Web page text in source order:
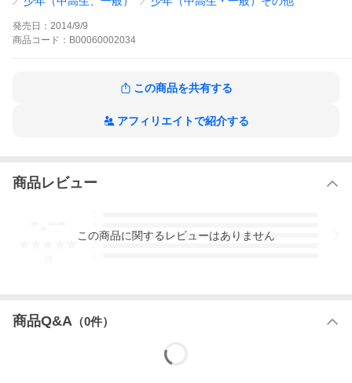
親と再会し、その場に居合わせた鬼太郎は、ますます母への想い
を深める…。そして母を求めて、鬼太郎は仲間たちと地獄の果て
へと旅立つことに!しかし、地獄には首狩り族や賽の河原の支配
者・奪衣婆、十鬼、吸血鬼など、多くの妖怪が存在し、鬼太郎た
鬼太郎大全集の作品をもっと見る
発売日： 2014/9/9
商品 コード： B00060002034
この商品を共有する
アフィリエイトで紹介する
商品レビュー
3
この商品に関するレビューはありません
商品Q&A （0件）